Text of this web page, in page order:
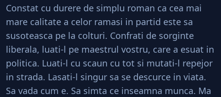
Constat cu durere de simplu roman ca cea mai
mare calitate a celor ramasi in partid este sa
susoteasca pe la colturi. Confrati de sorginte
liberala, luati-l pe maestrul vostru, care a esuat in
politica. Luati-l cu scaun cu tot si mutati-l repejor
in strada. Lasati-l singur sa se descurce in viata.
Sa vada cum e. Sa simta ce inseamna munca. Ma